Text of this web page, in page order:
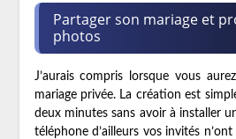
Partager son mariage et
photos
J’aurais compris lorsque vous
mariage privée. La création est
deux minutes sans avoir à installer
téléphone d’ailleurs vos invités n’ont